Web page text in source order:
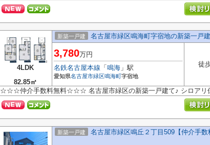
4LDK
82.85㎡
新築一戸建 名古屋市緑区鳴海町字宿地の新築一戸建
3,780万円
名鉄名古屋本線 「 鳴海 」駅
愛知県名古屋市緑区鳴海町字宿地
徒
☆☆☆仲介手数料無料☆☆☆ 名古屋市緑区の新築一戸建て♪ シロアリ
新築一戸建 名古屋市緑区鳴丘２丁目509【仲介手